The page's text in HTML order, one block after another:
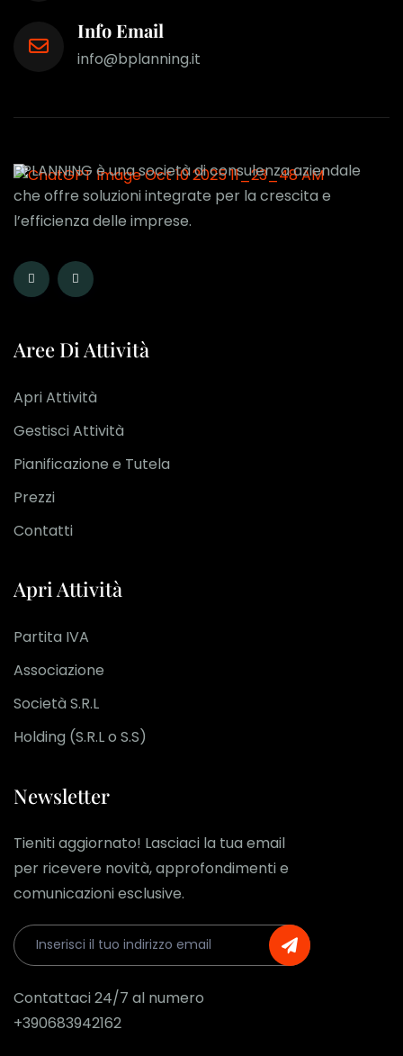
Info Email
info@bplanning.it
BPLANNING è una società di consulenza aziendale
che offre soluzioni integrate per la crescita e
l’efficienza delle imprese.
Aree Di Attività
Apri Attività
Gestisci Attività
Pianificazione e Tutela
Prezzi
Contatti
Apri Attività
Partita IVA
Associazione
Società S.R.L
Holding (S.R.L o S.S)
Newsletter
Tieniti aggiornato! Lasciaci la tua email
per ricevere novità, approfondimenti e
comunicazioni esclusive.
Contattaci 24/7 al numero
+390683942162